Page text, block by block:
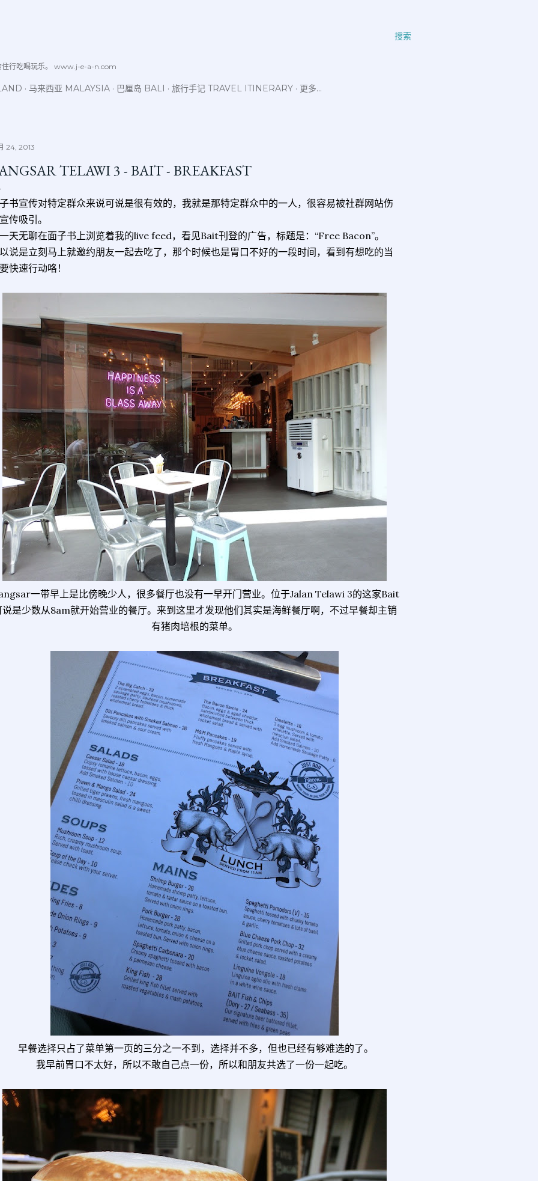
搜索
住行吃喝玩乐。 www.j-e-a-n.com
马来西亚 MALAYSIA 巴厘岛 BALI 旅行手记 TRAVEL ITINERARY 更多…
24, 2013
TELAWI 3 - BAIT - BREAKFAST
书宣传对特定群众来说可说是很有效的，我就是那特定群众中的一人，很容易被社群网站伤
传吸引。
天无聊在面子书上浏览着我的live feed，看见Bait刊登的广告，标题是：“Free Bacon”。
说是立刻马上就邀约朋友一起去吃了，那个时候也是胃口不好的一段时间，看到有想吃的当
快速行动咯！
一带早上是比傍晚少人，很多餐厅也没有一早开门营业。位于Jalan Telawi 3的这家Bait
说是少数从8am就开始营业的餐厅。来到这里才发现他们其实是海鲜餐厅啊，不过早餐却主销
有猪肉培根的菜单。
早餐选择只占了菜单第一页的三分之一不到，选择并不多，但也已经有够难选的了。
我早前胃口不太好，所以不敢自己点一份，所以和朋友共选了一份一起吃。